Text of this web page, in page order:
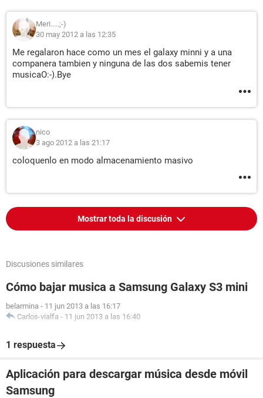
Meri.....;-)
30 may 2012 a las 12:35
Me regalaron hace como un mes el galaxy minni y a una
companera tambien y ninguna de las dos sabemis tener
musicaO:-).Bye
nico
3 ago 2012 a las 21:17
coloquenlo en modo almacenamiento masivo
Mostrar toda la discusión
Discusiones similares
Cómo bajar musica a Samsung Galaxy S3 mini
belarmina - 11 jun 2013 a las 16:17
Carlos-vialfa - 11 jun 2013 a las 16:40
1 respuesta
Aplicación para descargar música desde móvil
Samsung